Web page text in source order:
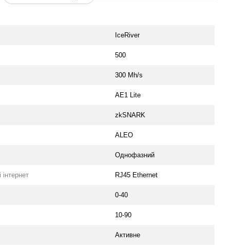
IceRiver
500
300 Mh/s
AE1 Lite
zkSNARK
ALEO
Oднофазний
RJ45 Ethernet
0-40
10-90
Активне